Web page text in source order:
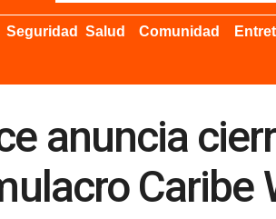
Seguridad Salud Comunidad
anuncia
Caribe